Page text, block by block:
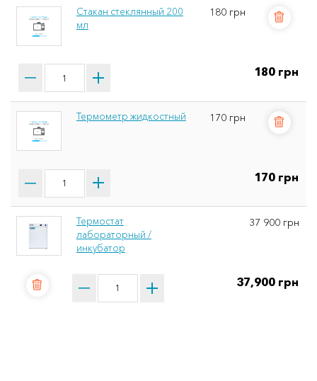
Стакан стеклянный 200
мл
180 грн
180 грн
Термометр жидкостный 170 грн
170 грн
Термостат
лабораторный /
инкубатор
37 900 грн
37,900 грн